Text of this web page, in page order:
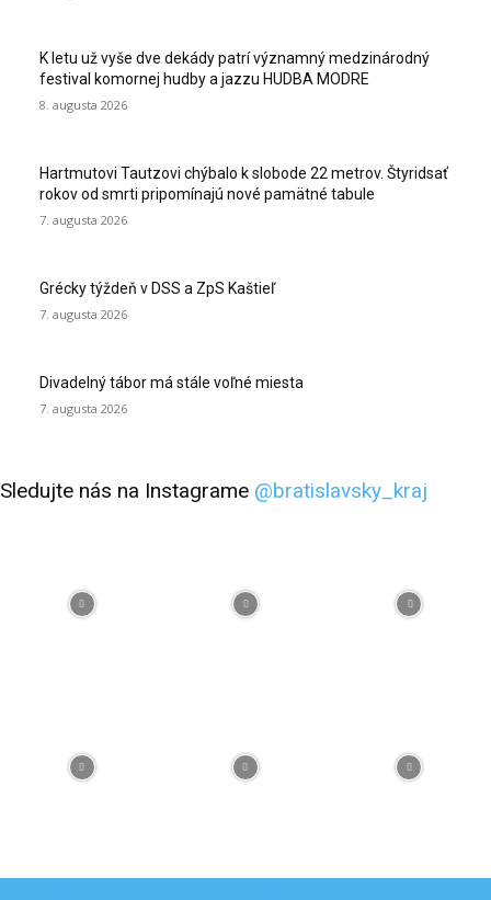
K letu už vyše dve dekády patrí významný medzinárodný
festival komornej hudby a jazzu HUDBA MODRE
8. augusta 2026
Hartmutovi Tautzovi chýbalo k slobode 22 metrov. Štyridsať
rokov od smrti pripomínajú nové pamätné tabule
7. augusta 2026
Grécky týždeň v DSS a ZpS Kaštieľ
7. augusta 2026
Divadelný tábor má stále voľné miesta
7. augusta 2026
Sledujte nás na Instagrame @bratislavsky_kraj